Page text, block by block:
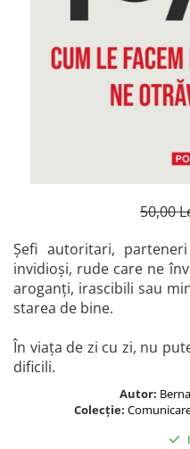
Psihologie
Religie
Spiritualitate
Știință și Tehnologie
Științe Sociale si Umaniste
50,00
Șefi autoritari,
invidioși, rude care ne
aroganți, irascibili sau
starea de bine.
În viața de zi cu zi, nu
dificili.
Autor:
Colecție: